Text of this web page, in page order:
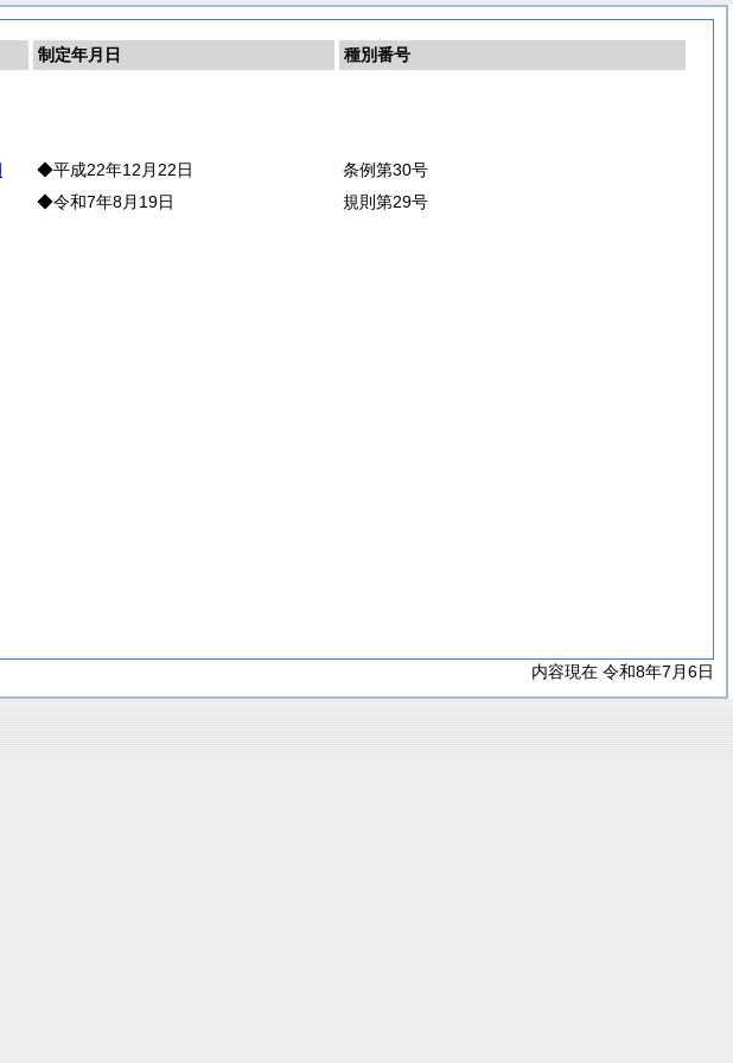
制定年月日
種別番号
◆平成22年12月22日
条例第30号
◆令和7年8月19日 規則第29号
内容現在 令和8年7月6日